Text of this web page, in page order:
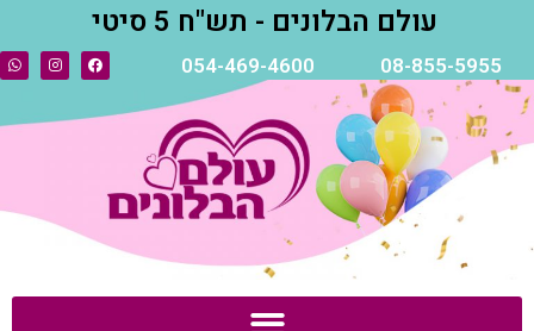
עולם הבלונים - תש"ח 5 סיטי
08-855-5955
054-469-4600